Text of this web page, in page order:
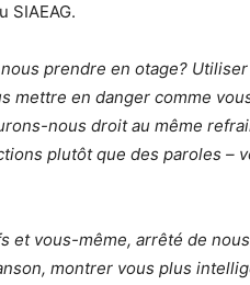
SIAEAG.
prendre en otage?
mettre en danger comme
nous droit au même
plutôt que des paroles –
et vous-même, arrêté de
montrer vous plus